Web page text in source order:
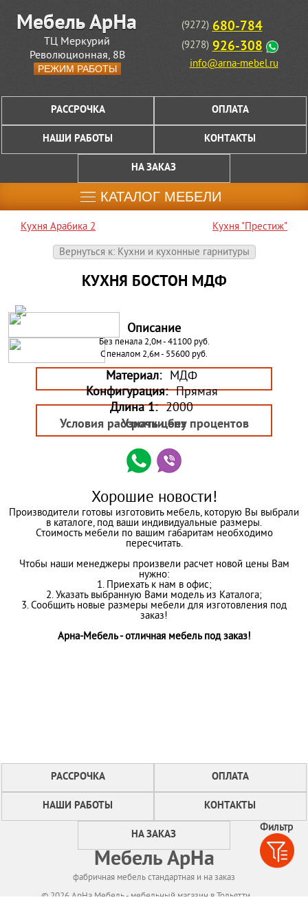
Фильтр
ТЦ Меркурий
Революционная, 8В
РЕЖИМ РАБОТЫ
(9272) 680-784
(9278) 926-308
info@arna-mebel.ru
РАССРОЧКА ОПЛАТА
НАШИ РАБОТЫ КОНТАКТЫ
НА ЗАКАЗ
КАТАЛОГ МЕБЕЛИ
Кухня Арабика 2
Кухня "Престиж"
Вернуться к: Кухни и кухонные гарнитуры
КУХНЯ БОСТОН МДФ
Описание
Без пенала 2,0м - 41100 руб.
С пеналом 2,6м - 55600 руб.
Материал: МДФ
Конфигурация: Прямая
Длина 1: 2000
Узнать цену
Условия рассрочки без процентов
Хорошие новости!
Производители готовы изготовить мебель, которую Вы выбрали
в каталоге, под ваши индивидуальные размеры.
Стоимость мебели по вашим габаритам необходимо
пересчитать.
Чтобы наши менеджеры произвели расчет новой цены Вам
нужно:
1. Приехать к нам в офис;
2. Указать выбранную Вами модель из Каталога;
3. Сообщить новые размеры мебели для изготовления под
заказ!
Арна-Мебель - отличная мебель под заказ!
РАССРОЧКА ОПЛАТА
НАШИ РАБОТЫ КОНТАКТЫ
НА ЗАКАЗ
Мебель АрНа
фабричная мебель стандартная и на заказ
© 2026 АрНа Мебель - мебельный магазин в Тольятти